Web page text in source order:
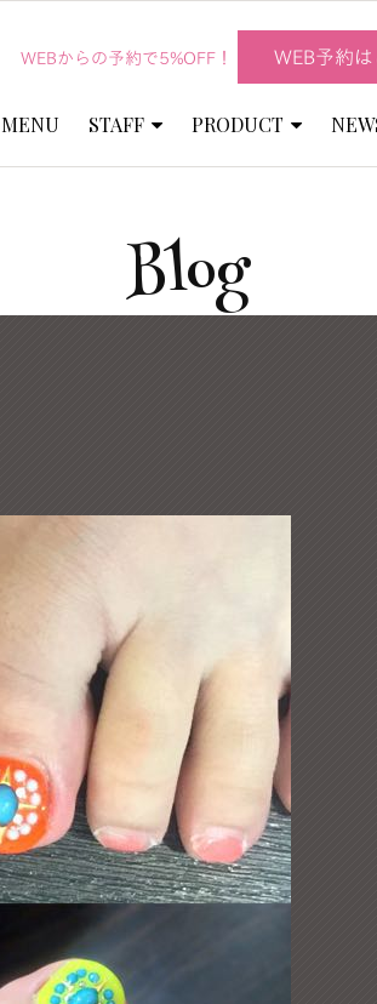
WEBからの予約で5%OFF！ WEB予約は
MENU STAFF PRODUCT
Blog